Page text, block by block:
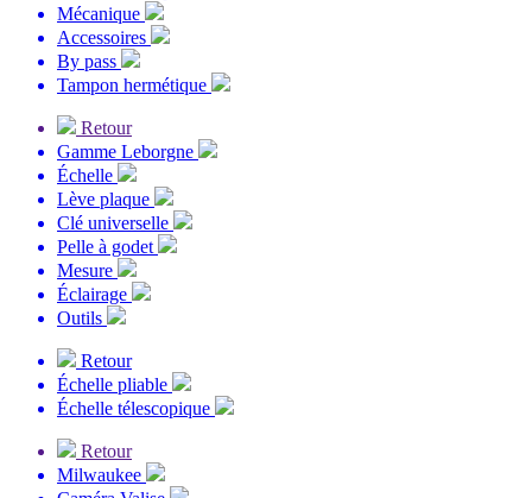
Mécanique
Accessoires
By pass
Tampon hermétique
Retour
Gamme Leborgne
Échelle
Lève plaque
Clé universelle
Pelle à godet
Mesure
Éclairage
Outils
Retour
Échelle pliable
Échelle télescopique
Retour
Milwaukee